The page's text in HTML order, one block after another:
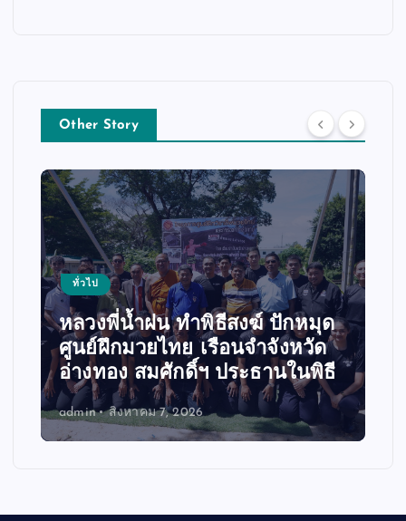
Other Story
ทั่วไป
หลวงพี่น้ำฝน ทำพิธีสงฆ์ ปักหมุด
ศูนย์ฝึกมวยไทย เรือนจำจังหวัด
อ่างทอง สมศักดิ์ฯ ประธานในพิธี
admin สิงหาคม 7, 2026